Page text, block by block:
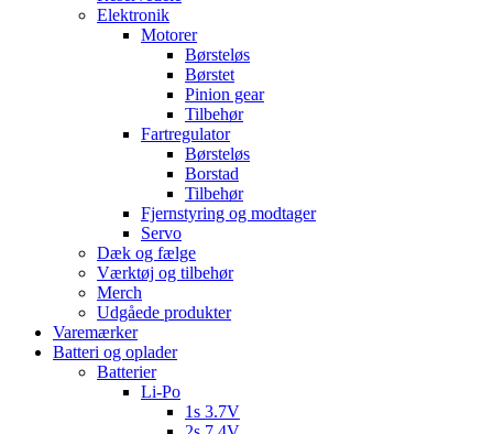
Elektronik
Motorer
Børsteløs
Børstet
Pinion gear
Tilbehør
Fartregulator
Børsteløs
Borstad
Tilbehør
Fjernstyring og modtager
Servo
Dæk og fælge
Værktøj og tilbehør
Merch
Udgåede produkter
Varemærker
Batteri og oplader
Batterier
Li-Po
1s 3.7V